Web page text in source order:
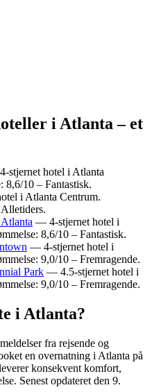
i Atlanta – et
stjernet hotel i Atlanta
8,6/10 – Fantastisk.
i Atlanta Centrum.
— 4-stjernet hotel i
8,6/10 – Fantastisk.
— 4-stjernet hotel i
9,0/10 – Fremragende.
Park — 4.5-stjernet hotel i
9,0/10 – Fremragende.
i Atlanta?
fra rejsende og
en overnatning i Atlanta på
konsekvent komfort,
Senest opdateret den 9.